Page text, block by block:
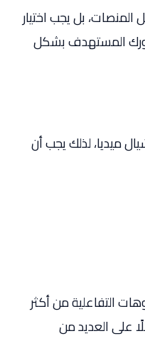
بل يجب اختيار
المستهدف بشكل
ميديا، لذلك يجب أن
التفاعلية من أكثر
على العديد من